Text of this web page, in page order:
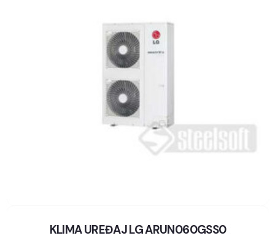
KLIMA UREĐAJ LG ARUN060GSS0